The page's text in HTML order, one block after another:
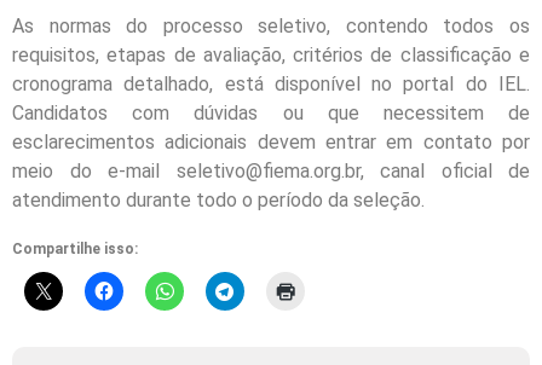
As normas do processo seletivo, contendo todos os
requisitos, etapas de avaliação, critérios de classificação e
cronograma detalhado, está disponível no portal do IEL.
Candidatos com dúvidas ou que necessitem de
esclarecimentos adicionais devem entrar em contato por
meio do e-mail seletivo@fiema.org.br, canal oficial de
atendimento durante todo o período da seleção.
Compartilhe isso: